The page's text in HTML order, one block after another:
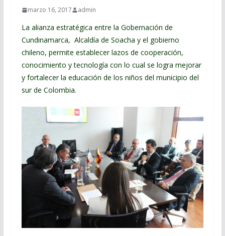
marzo 16, 2017 admin
La alianza estratégica entre la Gobernación de
Cundinamarca, Alcaldía de Soacha y el gobierno
chileno, permite establecer lazos de cooperación,
conocimiento y tecnología con lo cual se logra mejorar
y fortalecer la educación de los niños del municipio del
sur de Colombia.